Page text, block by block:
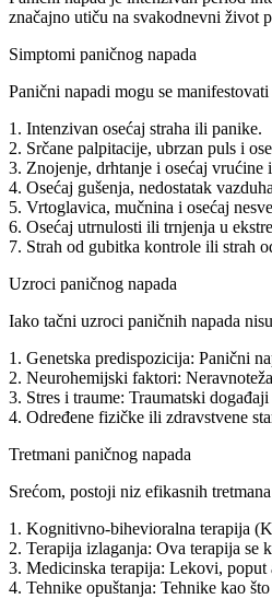
značajno utiču na svakodnevni život
Simptomi paničnog napada
Panični napadi mogu se
1. Intenzivan osećaj straha ili panike.
2. Srčane palpitacije, ubrzan puls i
3. Znojenje, drhtanje i osećaj vrućine
4. Osećaj gušenja, nedostatak
5. Vrtoglavica, mučnina i osećaj
6. Osećaj utrnulosti ili trnjenja u
7. Strah od gubitka kontrole ili strah
Uzroci paničnog napada
Iako tačni uzroci paničnih napada
1. Genetska predispozicija: Panični
2. Neurohemijski faktori:
3. Stres i traume: Traumatski
4. Određene fizičke ili zdravstvene
Tretmani paničnog napada
Srećom, postoji niz efikasnih
1. Kognitivno-bihevioralna terapija
2. Terapija izlaganja: Ova terapija se
3. Medicinska terapija: Lekovi, poput
4. Tehnike opuštanja: Tehnike kao